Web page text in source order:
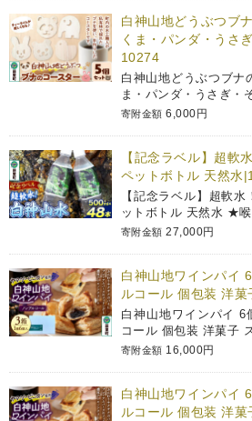
白神山地どうぶつブ
くま・パンダ・うさ
10274
白神山地どうぶつブナ
ま・パンダ・うさぎ・
寄附金額 6,000円
【記念ラベル】超軟
ペットボトル 天然水
【記念ラベル】超軟
ットボトル 天然水 ★
寄附金額 27,000円
白神山地ワインパイ
ルコール 個包装 洋
白神山地ワインパイ
コール 個包装 洋菓子
寄附金額 16,000円
白神山地ワインパイ
ルコール 個包装 洋